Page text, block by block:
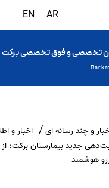
AR
EN
تخصصی و فوق تخصصی برکت
و چند رسانه ای
اخبار و
جدید بیمارستان برکت؛
هوشمند